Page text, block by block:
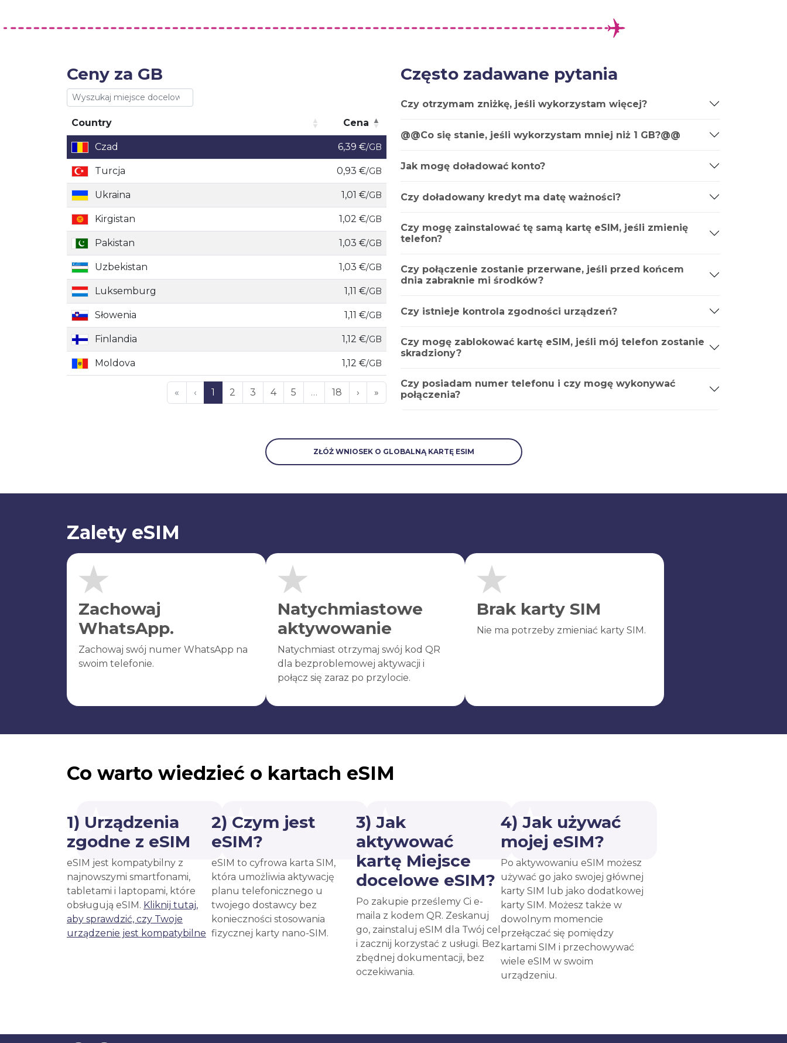
Ceny za GB
Country
Cena
Country
Cena
Czad 6,39 €/GB
Turcja 0,93 €/GB
Ukraina 1,01 €/GB
Kirgistan 1,02 €/GB
Pakistan 1,03 €/GB
Uzbekistan 1,03 €/GB
Luksemburg 1,11 €/GB
Słowenia 1,11 €/GB
Finlandia 1,12 €/GB
Moldova 1,12 €/GB
« ‹ 1 2 3 4 5 … 18 › »
Często zadawane pytania
Czy otrzymam zniżkę, jeśli wykorzystam więcej?
@@Co się stanie, jeśli wykorzystam mniej niż 1 GB?@@
Jak mogę doładować konto?
Czy doładowany kredyt ma datę ważności?
Czy mogę zainstalować tę samą kartę eSIM, jeśli zmienię
telefon?
Czy połączenie zostanie przerwane, jeśli przed końcem
dnia zabraknie mi środków?
Czy istnieje kontrola zgodności urządzeń?
Czy mogę zablokować kartę eSIM, jeśli mój telefon zostanie
skradziony?
Czy posiadam numer telefonu i czy mogę wykonywać
połączenia?
ZŁÓŻ WNIOSEK O GLOBALNĄ KARTĘ ESIM
Zalety eSIM
Zachowaj
WhatsApp.
Zachowaj swój numer WhatsApp na
swoim telefonie.
Natychmiastowe
aktywowanie
Natychmiast otrzymaj swój kod QR
dla bezproblemowej aktywacji i
połącz się zaraz po przylocie.
Brak karty SIM
Nie ma potrzeby zmieniać karty SIM.
Co warto wiedzieć o kartach eSIM
1) Urządzenia
zgodne z eSIM
eSIM jest kompatybilny z
najnowszymi smartfonami,
tabletami i laptopami, które
obsługują eSIM. Kliknij tutaj,
aby sprawdzić, czy Twoje
urządzenie jest kompatybilne
2) Czym jest
eSIM?
eSIM to cyfrowa karta SIM,
która umożliwia aktywację
planu telefonicznego u
twojego dostawcy bez
konieczności stosowania
fizycznej karty nano-SIM.
3) Jak
aktywować
kartę Miejsce
docelowe eSIM?
Po zakupie prześlemy Ci e-
maila z kodem QR. Zeskanuj
go, zainstaluj eSIM dla Twój cel
i zacznij korzystać z usługi. Bez
zbędnej dokumentacji, bez
oczekiwania.
4) Jak używać
mojej eSIM?
Po aktywowaniu eSIM możesz
używać go jako swojej głównej
karty SIM lub jako dodatkowej
karty SIM. Możesz także w
dowolnym momencie
przełączać się pomiędzy
kartami SIM i przechowywać
wiele eSIM w swoim
urządzeniu.